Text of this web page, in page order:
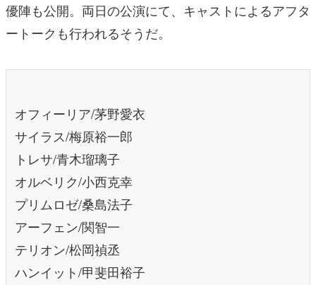
優陣も公開。両日の公演にて、キャストによるアフタ
ートークも行われるそうだ。
オフィーリア/茅野愛衣
サイラス/梅原裕一郎
トレサ/青木瑠璃子
オルベリク/小西克幸
プリムロゼ/桑島法子
アーフェン/関智一
テリオン/松岡禎丞
ハンイット/甲斐田裕子